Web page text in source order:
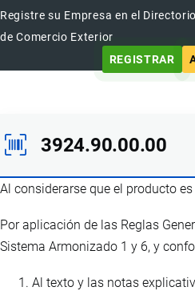
Registre su Empresa en el
de Comercio Exterior
REGISTRAR
3924.90.00.00
Al considerarse que el producto es
Por aplicación de las Reglas
Sistema Armonizado 1 y 6, y
Al texto y las notas